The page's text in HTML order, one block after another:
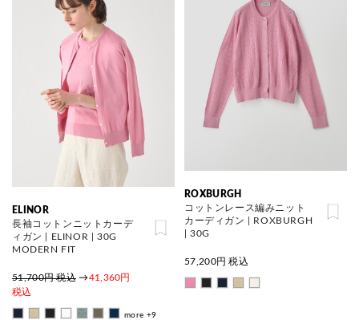
ELINOR
長袖コットンニットカーデ
ィガン | ELINOR | 30G
MODERN FIT
51,700円 税込 →41,360円
税込
more +9
ROXBURGH
コットンレース編みニット
カーディガン | ROXBURGH
| 30G
57,200円 税込